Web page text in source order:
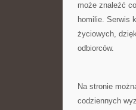
może znaleźć
homilie. Serwis
życiowych,
odbiorców.
Na stronie
codziennych